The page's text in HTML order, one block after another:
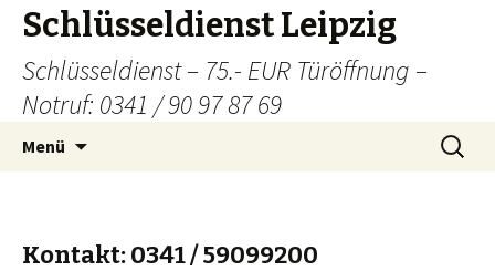
Schlüsseldienst Leipzig
Schlüsseldienst – 75.- EUR Türöffnung –
Notruf: 0341 / 90 97 87 69
Menü
Suchen
nach:
Kontakt: 0341 / 59099200